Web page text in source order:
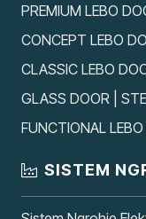
PREMIUM LEBO
CONCEPT LEBO
CLASSIC LEBO
GLASS DOOR |
FUNCTIONAL
SISTEM